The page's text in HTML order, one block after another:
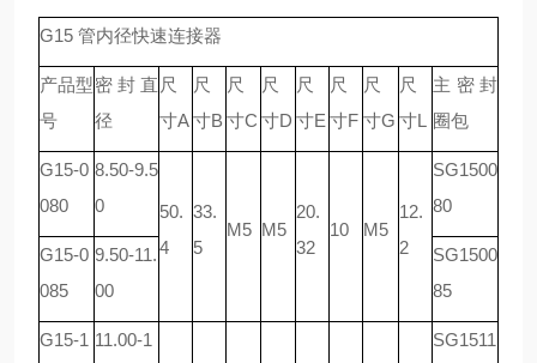
G15 管内径快速连接器
产品型
号
密封直
径
尺
寸A
尺
寸B
尺
寸C
尺
寸D
尺
寸E
尺
寸F
尺
寸G
尺
寸L
主密封
圈包
G15-0
080
8.50-9.5
0
50.
4
33.
5
M5 M5
20.
32
10 M5
12.
2
SG1500
80
G15-0
085
9.50-11.
00
SG1500
85
G15-1 11.00-1
SG1511